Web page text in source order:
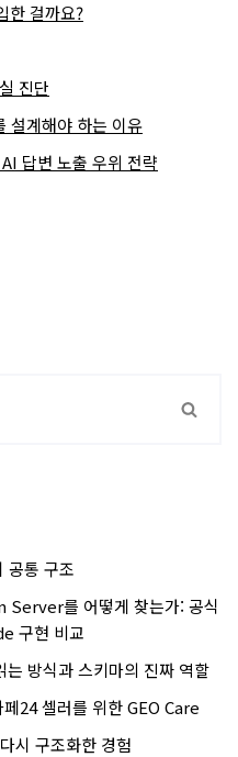
한 걸까요?
진단
설계해야 하는 이유
답변 노출 우위 전략
공통 구조
를 어떻게 찾는가: 공식
구현 비교
는 방식과 스키마의 진짜 역할
24 셀러를 위한 GEO Care
시 구조화한 경험